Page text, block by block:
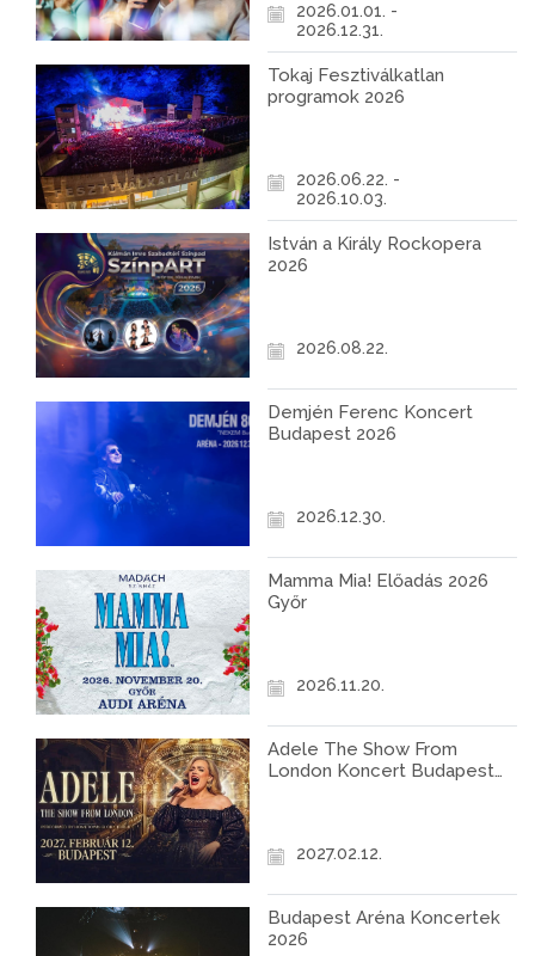
2026.01.01. -
2026.12.31.
Tokaj Fesztiválkatlan
programok 2026
2026.06.22. -
2026.10.03.
István a Király Rockopera
2026
2026.08.22.
Demjén Ferenc Koncert
Budapest 2026
2026.12.30.
Mamma Mia! Előadás 2026
Győr
2026.11.20.
Adele The Show From
London Koncert Budapest
2027.02.12.
Budapest Aréna Koncertek
2026